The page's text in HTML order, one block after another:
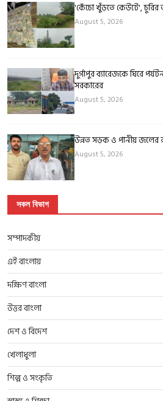
'কেঁচো খুঁড়তে কেউটে', চুরির
August 5, 2026
দুর্গাপুর ব্যারেজকে ঘিরে
সরকারের
August 5, 2026
উন্নত সড়ক ও পানীয় জলের
August 5, 2026
সকল বিভাগ
সম্পাদকীয়
এই বাংলায়
দক্ষিণ বাংলা
উত্তর বাংলা
দেশ ও বিদেশ
খেলাধুলা
শিল্প ও সংকৃতি